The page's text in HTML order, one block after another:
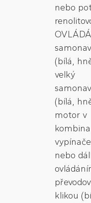
nebo
(bílá,
velký
(bílá,
motor v
nebo
klikou